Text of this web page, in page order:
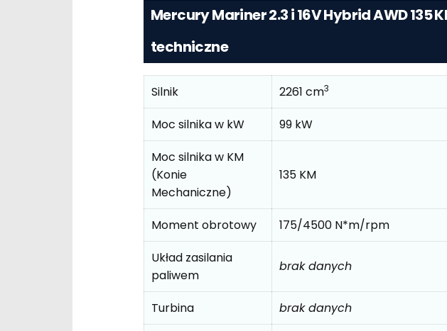
Mercury Mariner 2.3 i 16V Hybrid AWD 135
techniczne
Silnik 2261 cm3
Moc silnika w kW
99 kW
Moc silnika w KM
(Konie
Mechaniczne)
135 KM
Moment obrotowy
175/4500 N*m/rpm
Układ zasilania
paliwem
brak danych
Turbina
brak danych